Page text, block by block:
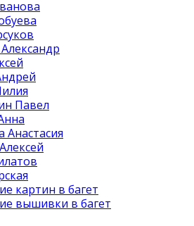
Павел
картин в багет
вышивки в багет